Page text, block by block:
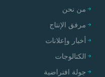
من نحن
مرفق الإنتاج
أخبار وإعلانات
الكتالوجات
جولة افتراضية